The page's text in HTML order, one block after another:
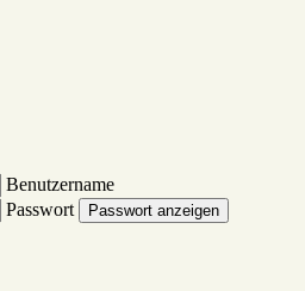
Benutzername
Passwort
Passwort anzeigen